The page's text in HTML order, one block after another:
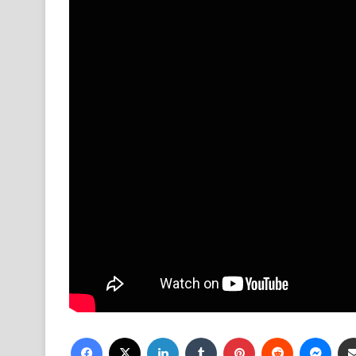
Facebook LinkedIn Tumblr Pinterest Reddit